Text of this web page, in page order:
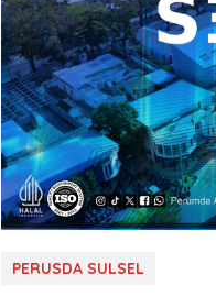
PERUSDA SULSEL